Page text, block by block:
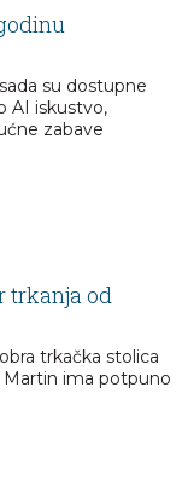
su dostupne
AI iskustvo,
zabave
trkanja od
trkačka stolica
Martin ima potpuno